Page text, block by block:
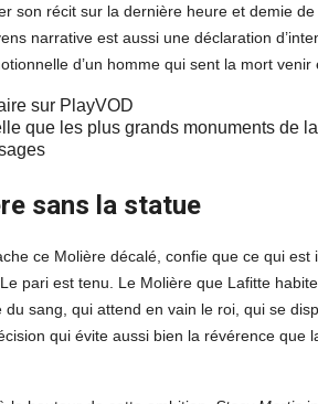
son récit sur la dernière heure et demie
narrative est aussi une déclaration
d’un homme qui sent la mort
que les plus grands monuments de
sans la statue
ce Molière décalé, confie que ce qui est
pari est tenu. Le Molière que Lafitte
du sang, qui attend en vain le roi, qui se
qui évite aussi bien la révérence que